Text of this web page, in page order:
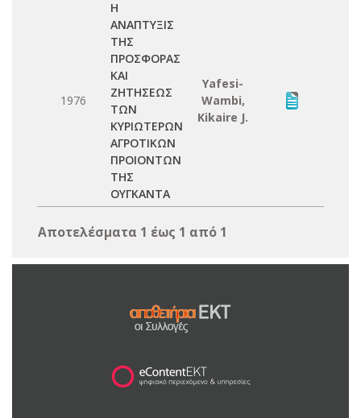
1976
Η
ΑΝΑΠΤΥΞΙΣ
ΤΗΣ
ΠΡΟΣΦΟΡΑΣ
ΚΑΙ
ΖΗΤΗΣΕΩΣ
ΤΩΝ
ΚΥΡΙΩΤΕΡΩΝ
ΑΓΡΟΤΙΚΩΝ
ΠΡΟΙΟΝΤΩΝ
ΤΗΣ
ΟΥΓΚΑΝΤΑ
Yafesi-
Wambi,
Kikaire J.
Αποτελέσματα 1 έως 1 από 1